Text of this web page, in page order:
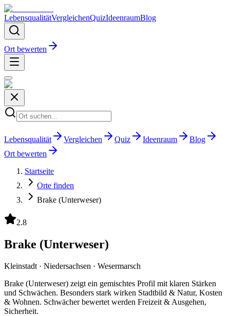
LebensqualitätVergleichenQuizIdeenraumBlog
Ort bewerten
Lebensqualität Vergleichen Quiz Ideenraum
Blog
Ort bewerten
Startseite
Orte finden
Brake (Unterweser)
2.8
Brake (Unterweser)
Kleinstadt · Niedersachsen · Wesermarsch
Brake (Unterweser) zeigt ein gemischtes Profil mit klaren Stärken
und Schwächen. Besonders stark wirken Stadtbild & Natur, Kosten
& Wohnen. Schwächer bewertet werden Freizeit & Ausgehen,
Sicherheit.